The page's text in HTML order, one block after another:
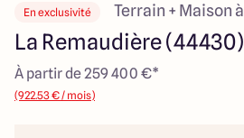
Votre projet
Qui sommes-nous
En exclusivité Terrain + Maison à
La Remaudière (44430)
À partir de 259 400 €*
(922.53 € / mois)